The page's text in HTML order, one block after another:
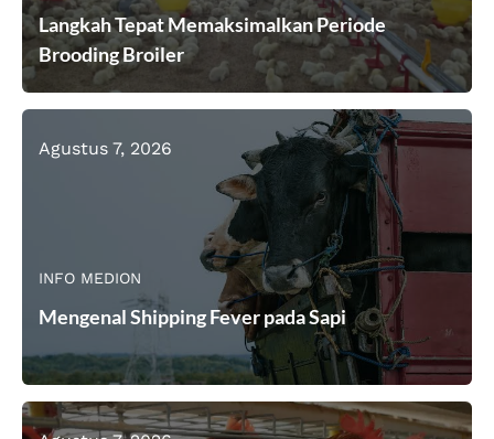
Langkah Tepat Memaksimalkan Periode
Brooding Broiler
INFO MEDION
Agustus 7, 2026
Mengenal Shipping Fever pada Sapi